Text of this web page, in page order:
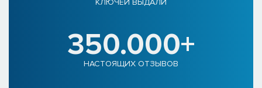
КЛЮЧЕЙ ВЫДАЛИ
350.000+
НАСТОЯЩИХ ОТЗЫВОВ